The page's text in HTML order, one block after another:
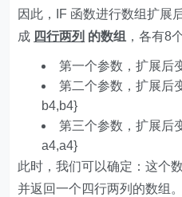
因此，IF 函数进行数组扩展
成 四行两列 的数组 ，各有8
第一个参数，扩展后
第二个参数，扩展后
b4,b4}
第三个参数，扩展后
a4,a4}
此时，我们可以确定：这个
并返回一个四行两列的数组。